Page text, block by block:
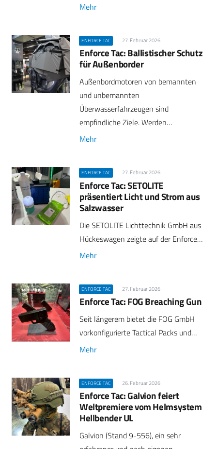
Mehr
ENFORCE TAC 27. Februar 2026
Enforce Tac: Ballistischer Schutz
für Außenborder
Außenbordmotoren von bemannten
und unbemannten
Überwasserfahrzeugen sind
empfindliche Ziele. Werden…
Mehr
ENFORCE TAC 27. Februar 2026
Enforce Tac: SETOLITE
präsentiert Licht und Strom aus
Salzwasser
Die SETOLITE Lichttechnik GmbH aus
Hückeswagen zeigte auf der Enforce…
Mehr
ENFORCE TAC 27. Februar 2026
Enforce Tac: FOG Breaching Gun
Seit längerem bietet die FOG GmbH
vorkonfigurierte Tactical Packs und…
Mehr
ENFORCE TAC 26. Februar 2026
Enforce Tac: Galvion feiert
Weltpremiere vom Helmsystem
Hellbender UL
Galvion (Stand 9-556), ein sehr